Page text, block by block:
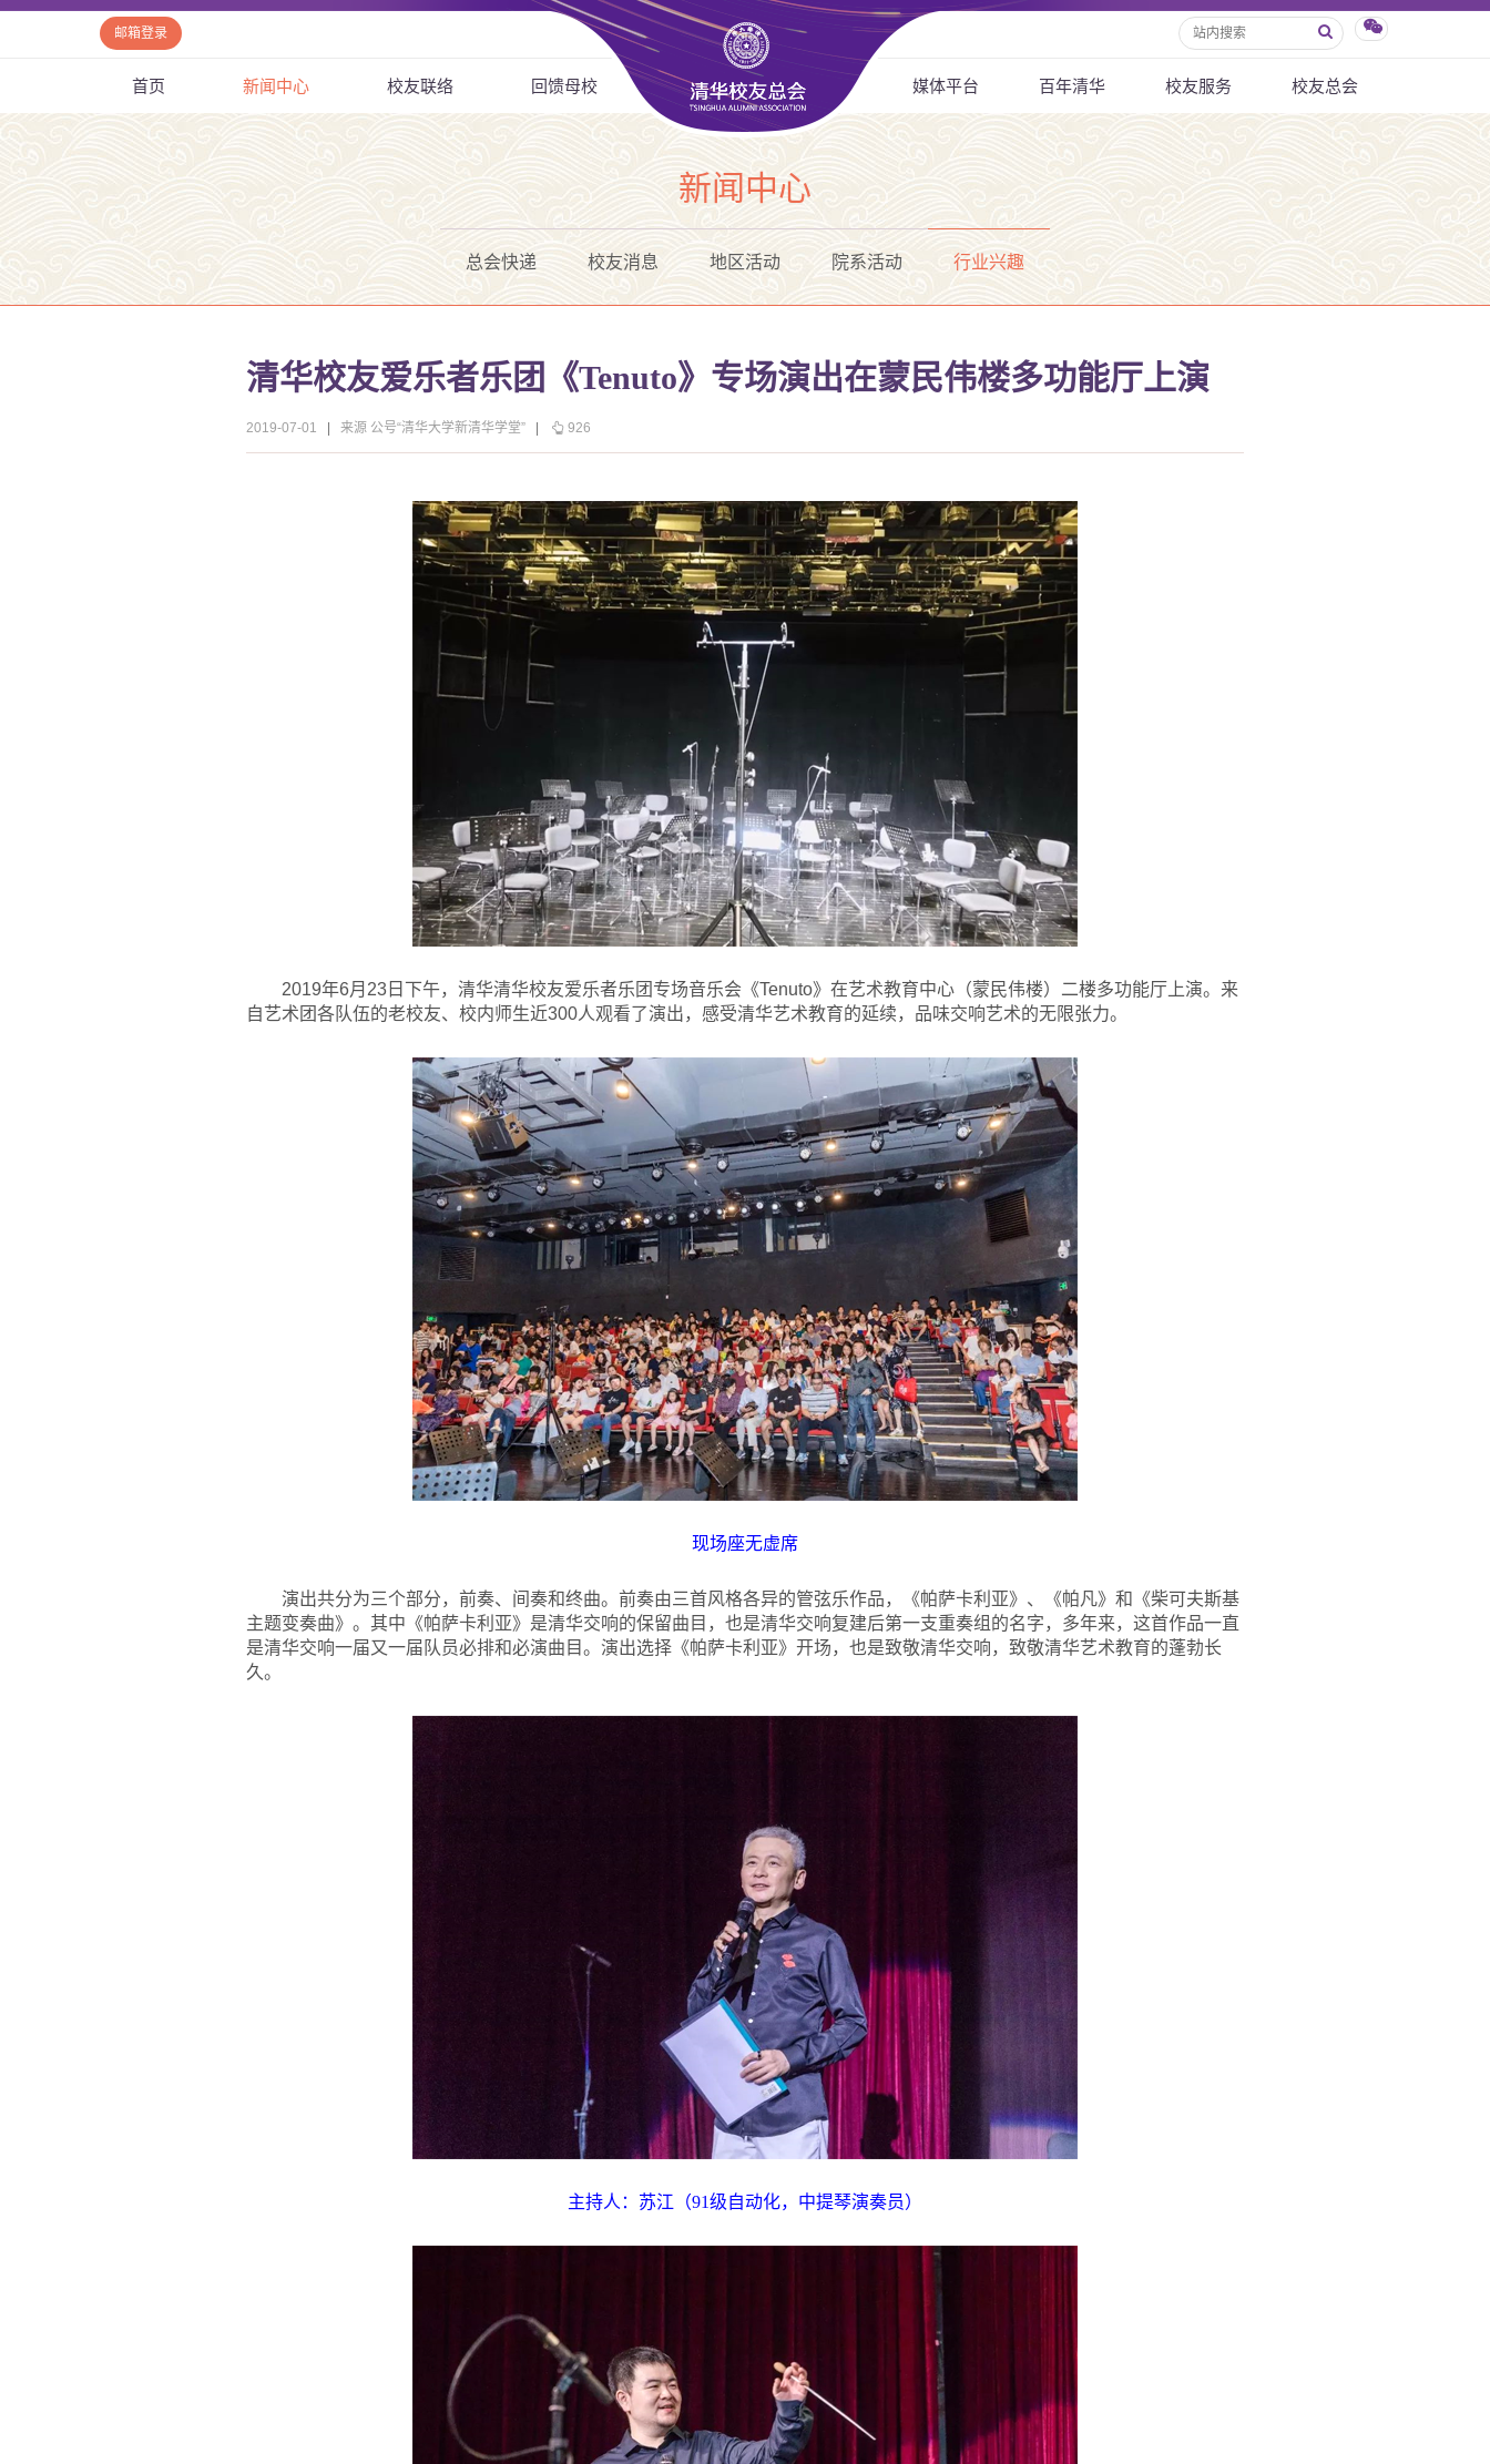
邮箱登录
首页 新闻中心 校友联络 回馈母校 媒体平台 百年清华 校友服务 校友总会
新闻中心
总会快递 校友消息 地区活动 院系活动 行业兴趣
清华校友爱乐者乐团《Tenuto》专场演出在蒙民伟楼多功能厅上演
2019-07-01 来源 公号“清华大学新清华学堂” 926
2019年6月23日下午，清华清华校友爱乐者乐团专场音乐会《Tenuto》在艺术教育中心（蒙民伟楼）二楼多功能厅上演。来
自艺术团各队伍的老校友、校内师生近300人观看了演出，感受清华艺术教育的延续，品味交响艺术的无限张力。
现场座无虚席
演出共分为三个部分，前奏、间奏和终曲。前奏由三首风格各异的管弦乐作品，《帕萨卡利亚》、《帕凡》和《柴可夫斯基
主题变奏曲》。其中《帕萨卡利亚》是清华交响的保留曲目，也是清华交响复建后第一支重奏组的名字，多年来，这首作品一直
是清华交响一届又一届队员必排和必演曲目。演出选择《帕萨卡利亚》开场，也是致敬清华交响，致敬清华艺术教育的蓬勃长
久。
主持人：苏江（91级自动化，中提琴演奏员）